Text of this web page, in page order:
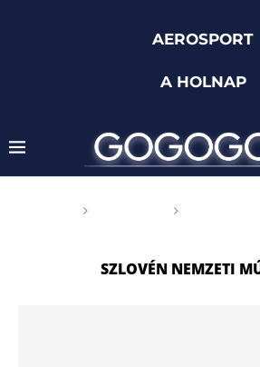
AEROSPORT
A HOLNAP
SZLOVÉN NEMZETI